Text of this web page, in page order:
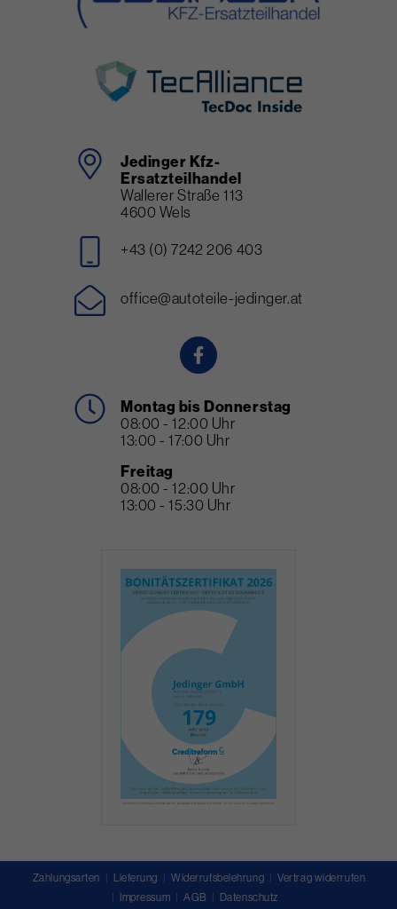
Jedinger Kfz-
Ersatzteilhandel
Wallerer Straße 113
4600 Wels
+43 (0) 7242 206 403
office@autoteile-jedinger.at
Montag bis Donnerstag
08:00 - 12:00 Uhr
13:00 - 17:00 Uhr
Freitag
08:00 - 12:00 Uhr
13:00 - 15:30 Uhr
Zahlungsarten Lieferung Widerrufsbelehrung
Vertrag widerrufen
Impressum
AGB Datenschutz